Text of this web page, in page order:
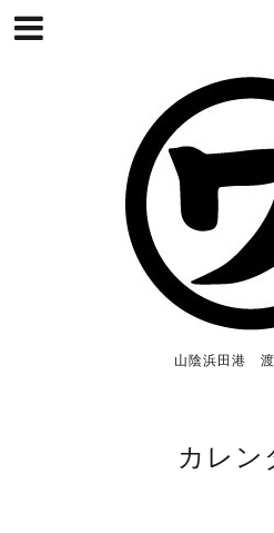
山陰浜田港
カレン